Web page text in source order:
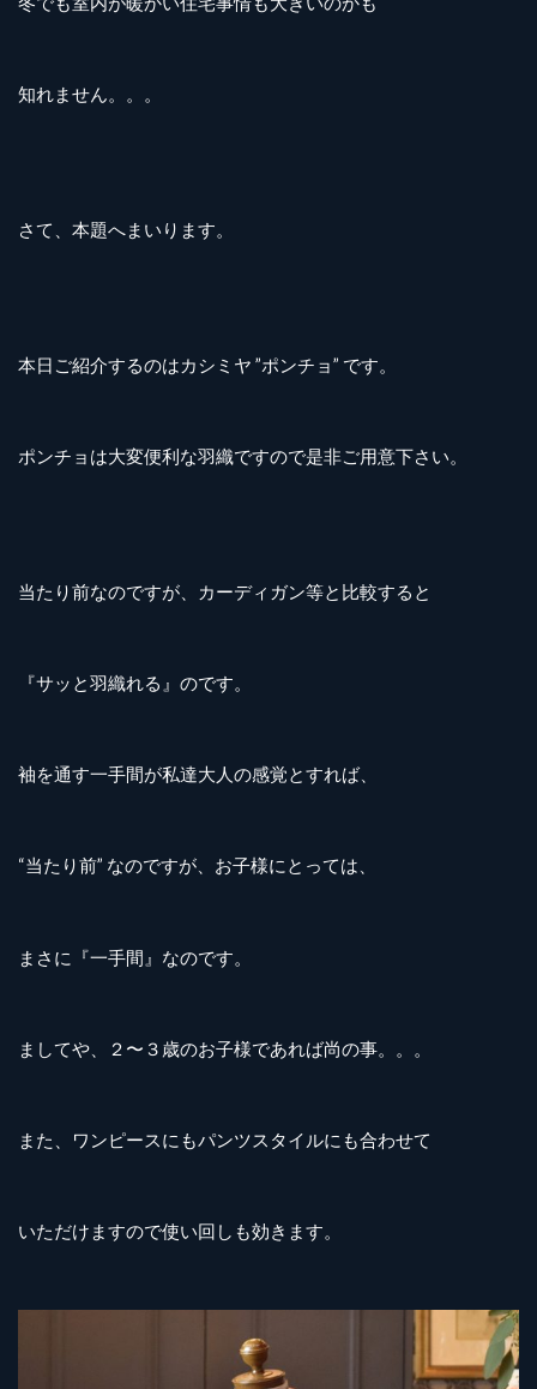
知れません。。。
さて、本題へまいります。
本日ご紹介するのはカシミヤ ”ポンチョ” です。
ポンチョは大変便利な羽織ですので是非ご用意下さい。
当たり前なのですが、カーディガン等と比較すると
『サッと羽織れる』のです。
袖を通す一手間が私達大人の感覚とすれば、
“当たり前” なのですが、お子様にとっては、
まさに『一手間』なのです。
ましてや、２〜３歳のお子様であれば尚の事。。。
また、ワンピースにもパンツスタイルにも合わせて
いただけますので使い回しも効きます。